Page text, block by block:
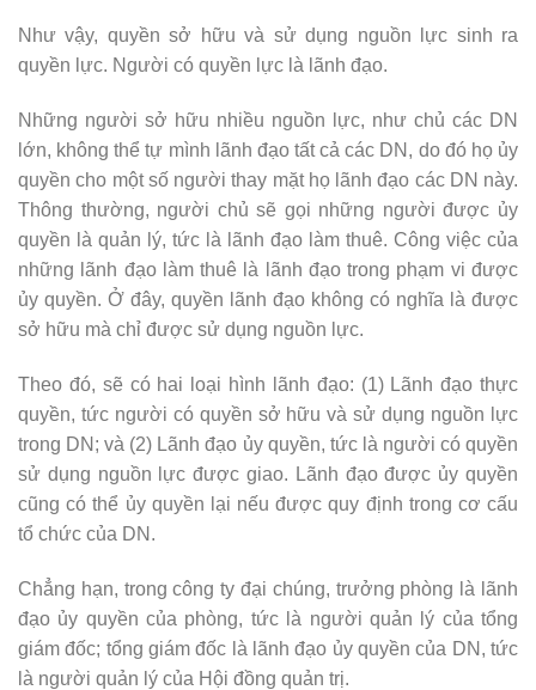
Như vậy, quyền sở hữu và sử dụng nguồn lực sinh ra
quyền lực. Người có quyền lực là lãnh đạo.
Những người sở hữu nhiều nguồn lực, như chủ các DN
lớn, không thể tự mình lãnh đạo tất cả các DN, do đó họ ủy
quyền cho một số người thay mặt họ lãnh đạo các DN này.
Thông thường, người chủ sẽ gọi những người được ủy
quyền là quản lý, tức là lãnh đạo làm thuê. Công việc của
những lãnh đạo làm thuê là lãnh đạo trong phạm vi được
ủy quyền. Ở đây, quyền lãnh đạo không có nghĩa là được
sở hữu mà chỉ được sử dụng nguồn lực.
Theo đó, sẽ có hai loại hình lãnh đạo: (1) Lãnh đạo thực
quyền, tức người có quyền sở hữu và sử dụng nguồn lực
trong DN; và (2) Lãnh đạo ủy quyền, tức là người có quyền
sử dụng nguồn lực được giao. Lãnh đạo được ủy quyền
cũng có thể ủy quyền lại nếu được quy định trong cơ cấu
tổ chức của DN.
Chẳng hạn, trong công ty đại chúng, trưởng phòng là lãnh
đạo ủy quyền của phòng, tức là người quản lý của tổng
giám đốc; tổng giám đốc là lãnh đạo ủy quyền của DN, tức
là người quản lý của Hội đồng quản trị.